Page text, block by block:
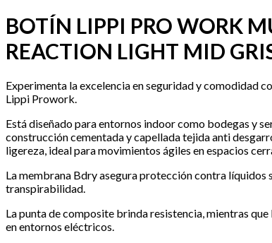
BOTÍN LIPPI PRO WORK
REACTION LIGHT MID
Experimenta la excelencia en seguridad y comodidad
Lippi Prowork.
Está diseñado para entornos indoor como bodegas y
construcción cementada y capellada tejida anti
ligereza, ideal para movimientos ágiles en espacios
La membrana Bdry asegura protección contra líquidos
transpirabilidad.
La punta de composite brinda resistencia, mientras
en entornos eléctricos.